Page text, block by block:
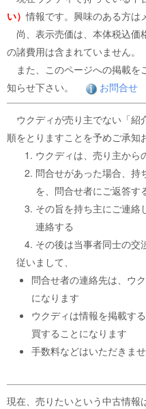
い）情報です。興味のある方は
尚、表示売価は、本体税込価
の諸費用は含まれていません。
また、このページへの掲載を
知らせ下さい。
お問合せ
ウクディが売り主でない「紹
順をとりますことを予めご承知
ウクディは、売り主から
問合せがあった場合、持
を、問合せ者にご返答す
その旨を持ち主にご連絡
連絡する
その後は当事者同士の交
従いまして、
問合せ者の連絡先は、ウ
になります
ウクディは情報を掲載す
買することになります
手数料などはいただきま
現在、売りたいという中古情報